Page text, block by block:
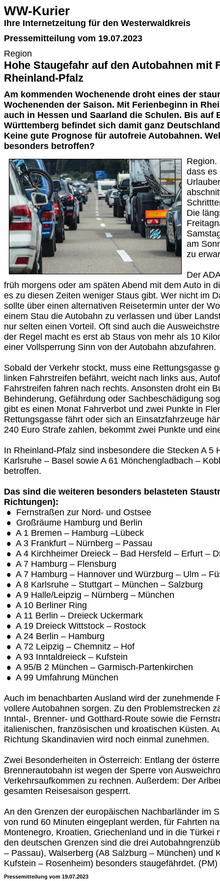
WW-Kurier
Ihre Internetzeitung für den Westerwaldkreis
Pressemitteilung vom 19.07.2023
Region
Hohe Staugefahr auf den Autobahnen mit
Rheinland-Pfalz
Am kommenden Wochenende droht eines der
Wochenenden der Saison. Mit Ferienbeginn in
auch in Hessen und Saarland die Schulen. Bis auf
Württemberg befindet sich damit ganz
Keine gute Prognose für autofreie Autobahnen.
besonders betroffen?
Region.
dass es
Die
am
zu
Der
früh morgens oder am späten Abend mit dem Auto in
es zu diesen Zeiten weniger Staus gibt. Wer nicht im
sollte über einen alternativen Reisetermin unter der
einem Stau die Autobahn zu verlassen und über
nur selten einen Vorteil. Oft sind auch die
der Regel macht es erst ab Staus von mehr als 10
einer Vollsperrung Sinn von der Autobahn abzufahren.
Sobald der Verkehr stockt, muss eine Rettungsgasse
linken Fahrstreifen befährt, weicht nach links aus,
Fahrstreifen fahren nach rechts. Ansonsten droht ein
Behinderung, Gefährdung oder Sachbeschädigung
gibt es einen Monat Fahrverbot und zwei Punkte in
Rettungsgasse fährt oder sich an Einsatzfahrzeuge
240 Euro Strafe zahlen, bekommt zwei Punkte und
In Rheinland-Pfalz sind insbesondere die Stecken A 5
Karlsruhe – Basel sowie A 61 Mönchengladbach –
betroffen.
Das sind die weiteren besonders belasteten
Richtungen):
Fernstraßen zur Nord- und Ostsee
Großräume Hamburg und Berlin
A 1 Bremen – Hamburg –Lübeck
A 3 Frankfurt – Nürnberg – Passau
A 4 Kirchheimer Dreieck – Bad Hersfeld – Erfurt –
A 7 Hamburg – Flensburg
A 7 Hamburg – Hannover und Würzburg – Ulm –
A 8 Karlsruhe – Stuttgart – München – Salzburg
A 9 Halle/Leipzig – Nürnberg – München
A 10 Berliner Ring
A 11 Berlin – Dreieck Uckermark
A 19 Dreieck Wittstock – Rostock
A 24 Berlin – Hamburg
A 72 Leipzig – Chemnitz – Hof
A 93 Inntaldreieck – Kufstein
A 95/B 2 München – Garmisch-Partenkirchen
A 99 Umfahrung München
Auch im benachbarten Ausland wird der zunehmende
vollere Autobahnen sorgen. Zu den Problemstrecken
Inntal-, Brenner- und Gotthard-Route sowie die
italienischen, französischen und kroatischen Küsten.
Richtung Skandinavien wird noch einmal zunehmen.
Zwei Besonderheiten in Österreich: Entlang der
Brennerautobahn ist wegen der Sperre von
Verkehrsaufkommen zu rechnen. Außerdem: Der
gesamten Reisesaison gesperrt.
An den Grenzen der europäischen Nachbarländer im
von rund 60 Minuten eingeplant werden, für Fahrten
Montenegro, Kroatien, Griechenland und in die Türkei
den deutschen Grenzen sind die drei
– Passau), Walserberg (A8 Salzburg – München) und
Kufstein – Rosenheim) besonders staugefährdet. (PM)
Pressemitteilung vom 19.07.2023